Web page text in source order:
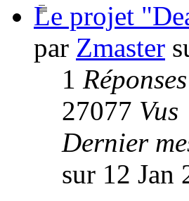
Le projet
par Zmaster
1 Réponses
27077 Vus
Dernier
sur 12 Jan